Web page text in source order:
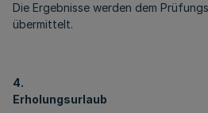
Die Ergebnisse werden dem
übermittelt.
4.
Erholungsurlaub